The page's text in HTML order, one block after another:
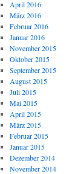
April 2016
März 2016
Februar 2016
Januar 2016
November 2015
Oktober 2015
September 2015
August 2015
Juli 2015
Mai 2015
April 2015
März 2015
Februar 2015
Januar 2015
Dezember 2014
November 2014